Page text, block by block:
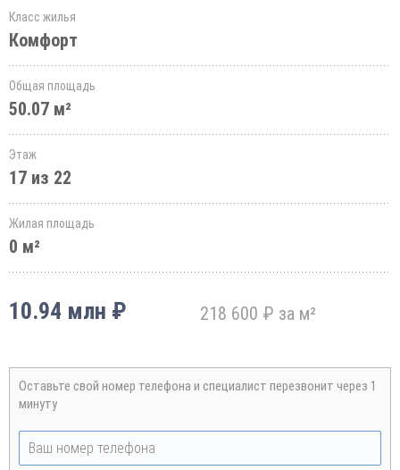
Класс жилья
Комфорт
Общая площадь
50.07 м²
Этаж
17 из 22
Жилая площадь
0 м²
10.94 млн ₽ 218 600 ₽ за м²
Оставьте свой номер телефона и специалист перезвонит через 1
минуту